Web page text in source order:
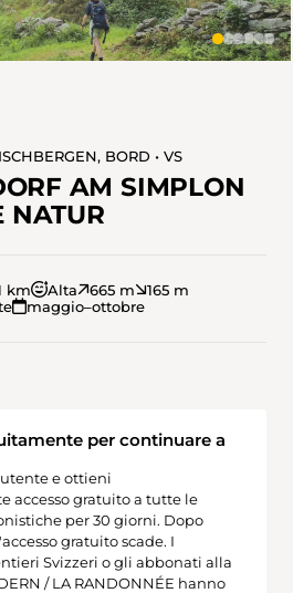
BORD • VS
AM SIMPLON
NATUR
km Alta 665 m
165 m
maggio–ottobre
per continuare a
e ottieni
accesso gratuito a tutte le
per 30 giorni. Dopo
gratuito scade. I
Svizzeri o gli abbonati alla
/ LA RANDONNÉE hanno